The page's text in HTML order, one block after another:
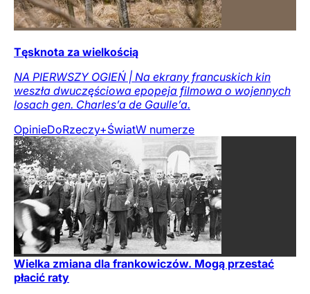
Tęsknota za wielkością
NA PIERWSZY OGIEŃ | Na ekrany francuskich kin
weszła dwuczęściowa epopeja filmowa o wojennych
losach gen. Charles’a de Gaulle’a.
OpinieDoRzeczy+ŚwiatW numerze
Wielka zmiana dla frankowiczów. Mogą przestać
płacić raty